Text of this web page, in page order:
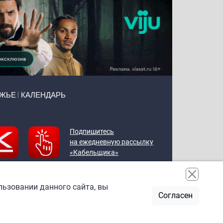
КАЛЕНДАРЬ
Подпишитесь
на ежедневную рассылку
«Кабельщика»
данного сайта, вы
Согласен